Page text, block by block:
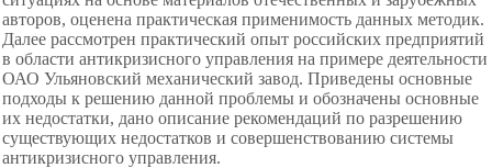
авторов, оценена практическая применимость данных методик.
Далее рассмотрен практический опыт российских предприятий
в области антикризисного управления на примере деятельности
ОАО Ульяновский механический завод. Приведены основные
подходы к решению данной проблемы и обозначены основные
их недостатки, дано описание рекомендаций по разрешению
существующих недостатков и совершенствованию системы
антикризисного управления.